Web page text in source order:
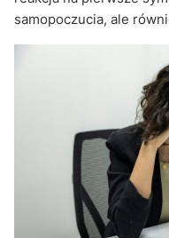
samopoczucia, ale